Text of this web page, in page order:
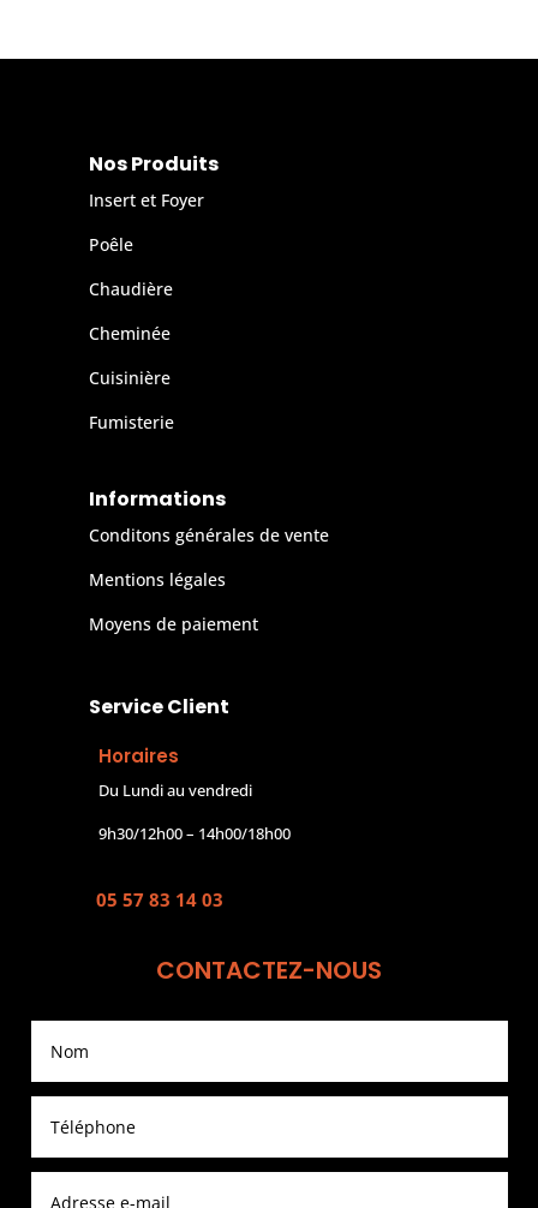
Nos Produits
Insert et Foyer
Poêle
Chaudière
Cheminée
Cuisinière
Fumisterie
Informations
Conditons générales de vente
Mentions légales
Moyens de paiement
Service Client
Horaires
Du Lundi au vendredi
9h30/12h00 – 14h00/18h00
05 57 83 14 03
CONTACTEZ-NOUS